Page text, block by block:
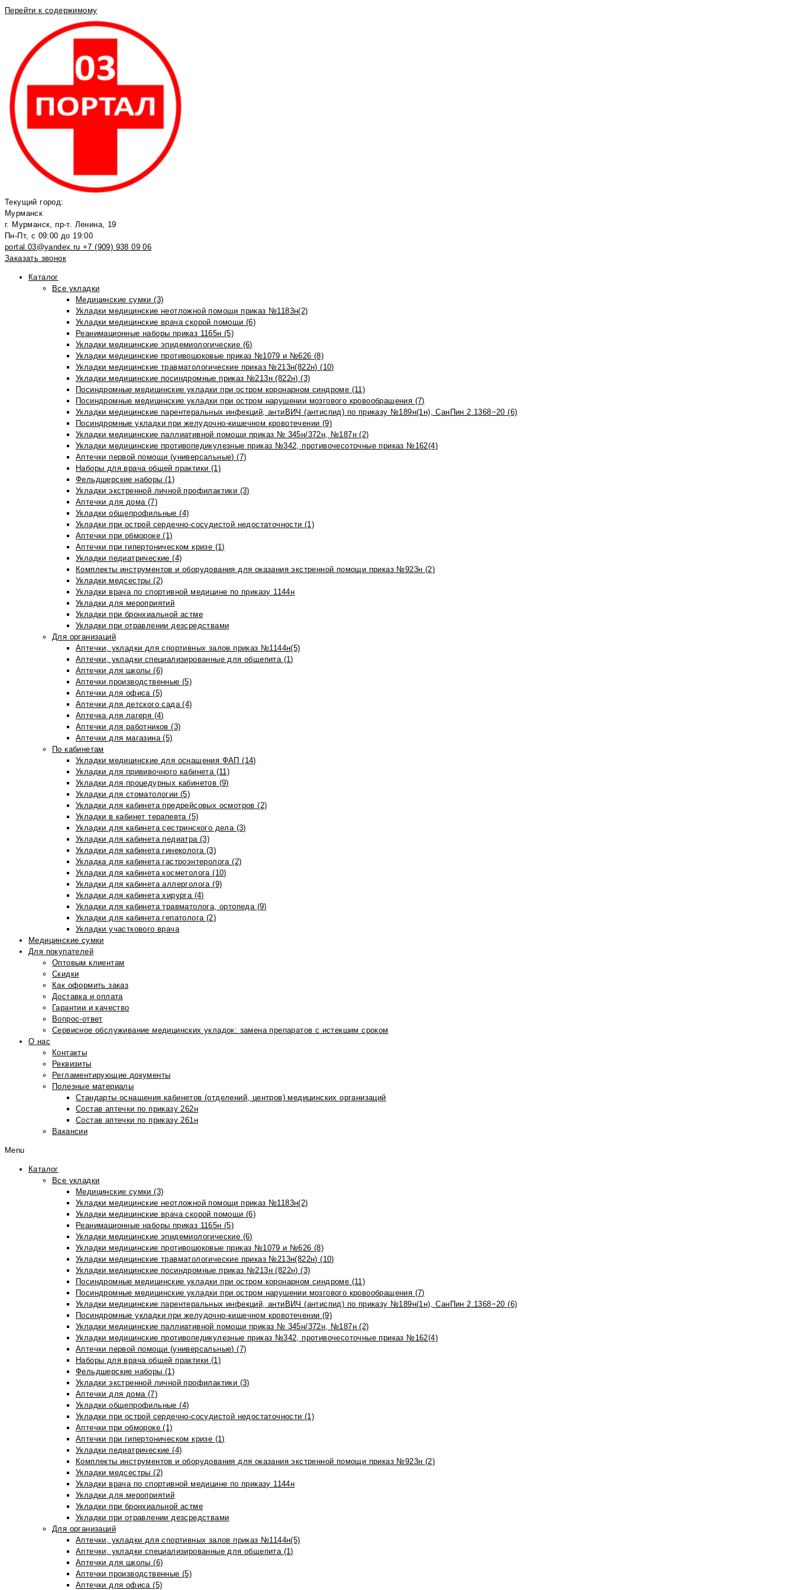
Перейти к содержимому
Текущий город:
Мурманск
г. Мурманск, пр-т. Ленина, 19
Пн-Пт, с 09:00 до 19:00
portal.03@yandex.ru +7 (909) 938 09 06
Заказать звонок
Каталог
Все укладки
Медицинские сумки (3)
Укладки медицинские неотложной помощи приказ №1183н(2)
Укладки медицинские врача скорой помощи (6)
Реанимационные наборы приказ 1165н (5)
Укладки медицинские эпидемиологические (6)
Укладки медицинские противошоковые приказ №1079 и №626 (8)
Укладки медицинские травматологические приказ №213н(822н) (10)
Укладки медицинские посиндромные приказ №213н (822н) (3)
Посиндромные медицинские укладки при остром коронарном синдроме (11)
Посиндромные медицинские укладки при остром нарушении мозгового кровообращения (7)
Укладки медицинские парентеральных инфекций, антиВИЧ (антиспид) по приказу №189н(1н), СанПин 2.1368−20 (6)
Посиндромные укладки при желудочно-кишечном кровотечении (9)
Укладки медицинские паллиативной помощи приказ № 345н/372н, №187н (2)
Укладки медицинские противопедикулезные приказ №342, противочесоточные приказ №162(4)
Аптечки первой помощи (универсальные) (7)
Наборы для врача общей практики (1)
Фельдшерские наборы (1)
Укладки экстренной личной профилактики (3)
Аптечки для дома (7)
Укладки общепрофильные (4)
Укладки при острой сердечно-сосудистой недостаточности (1)
Аптечки при обмороке (1)
Аптечки при гипертоническом кризе (1)
Укладки педиатрические (4)
Комплекты инструментов и оборудования для оказания экстренной помощи приказ №923н (2)
Укладки медсестры (2)
Укладки врача по спортивной медицине по приказу 1144н
Укладки для мероприятий
Укладки при бронхиальной астме
Укладки при отравлении дезсредствами
Для организаций
Аптечки, укладки для спортивных залов приказ №1144н(5)
Аптечки, укладки специализированные для общепита (1)
Аптечки для школы (6)
Аптечки производственные (5)
Аптечки для офиса (5)
Аптечки для детского сада (4)
Аптечка для лагеря (4)
Аптечки для работников (3)
Аптечки для магазина (5)
По кабинетам
Укладки медицинские для оснащения ФАП (14)
Укладки для прививочного кабинета (11)
Укладки для процедурных кабинетов (9)
Укладки для стоматологии (5)
Укладки для кабинета предрейсовых осмотров (2)
Укладки в кабинет терапевта (5)
Укладки для кабинета сестринского дела (3)
Укладки для кабинета педиатра (3)
Укладки для кабинета гинеколога (3)
Укладка для кабинета гастроэнтеролога (2)
Укладки для кабинета косметолога (10)
Укладки для кабинета аллерголога (9)
Укладки для кабинета хирурга (4)
Укладки для кабинета травматолога, ортопеда (9)
Укладки для кабинета гепатолога (2)
Укладки участкового врача
Медицинские сумки
Для покупателей
Оптовым клиентам
Скидки
Как оформить заказ
Доставка и оплата
Гарантии и качество
Вопрос-ответ
Сервисное обслуживание медицинских укладок: замена препаратов с истекшим сроком
О нас
Контакты
Реквизиты
Регламентирующие документы
Полезные материалы
Стандарты оснащения кабинетов (отделений, центров) медицинских организаций
Состав аптечки по приказу 262н
Состав аптечки по приказу 261н
Вакансии
Menu
Каталог
Все укладки
Медицинские сумки (3)
Укладки медицинские неотложной помощи приказ №1183н(2)
Укладки медицинские врача скорой помощи (6)
Реанимационные наборы приказ 1165н (5)
Укладки медицинские эпидемиологические (6)
Укладки медицинские противошоковые приказ №1079 и №626 (8)
Укладки медицинские травматологические приказ №213н(822н) (10)
Укладки медицинские посиндромные приказ №213н (822н) (3)
Посиндромные медицинские укладки при остром коронарном синдроме (11)
Посиндромные медицинские укладки при остром нарушении мозгового кровообращения (7)
Укладки медицинские парентеральных инфекций, антиВИЧ (антиспид) по приказу №189н(1н), СанПин 2.1368−20 (6)
Посиндромные укладки при желудочно-кишечном кровотечении (9)
Укладки медицинские паллиативной помощи приказ № 345н/372н, №187н (2)
Укладки медицинские противопедикулезные приказ №342, противочесоточные приказ №162(4)
Аптечки первой помощи (универсальные) (7)
Наборы для врача общей практики (1)
Фельдшерские наборы (1)
Укладки экстренной личной профилактики (3)
Аптечки для дома (7)
Укладки общепрофильные (4)
Укладки при острой сердечно-сосудистой недостаточности (1)
Аптечки при обмороке (1)
Аптечки при гипертоническом кризе (1)
Укладки педиатрические (4)
Комплекты инструментов и оборудования для оказания экстренной помощи приказ №923н (2)
Укладки медсестры (2)
Укладки врача по спортивной медицине по приказу 1144н
Укладки для мероприятий
Укладки при бронхиальной астме
Укладки при отравлении дезсредствами
Для организаций
Аптечки, укладки для спортивных залов приказ №1144н(5)
Аптечки, укладки специализированные для общепита (1)
Аптечки для школы (6)
Аптечки производственные (5)
Аптечки для офиса (5)